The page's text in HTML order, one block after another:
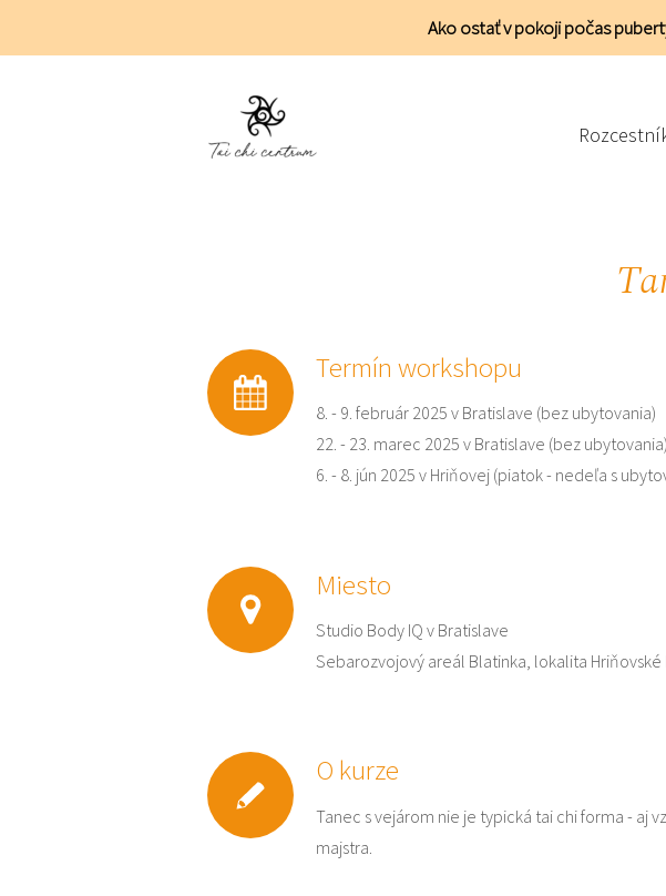
Ako ostať v pokoji počas
Termín workshopu
8. - 9. február 2025 v Bratislave (bez ubytovania)
22. - 23. marec 2025 v Bratislave (bez ubytovania)
6. - 8. jún 2025 v Hriňovej (piatok - nedeľa s
Miesto
Studio Body IQ v Bratislave
Sebarozvojový areál Blatinka, lokalita Hriňovské
O kurze
Tanec s vejárom nie je typická tai chi forma - aj
majstra.